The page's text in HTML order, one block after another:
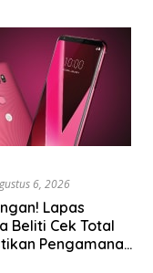
6, 2026
Lapas
Beliti Cek Total
Pengamanan